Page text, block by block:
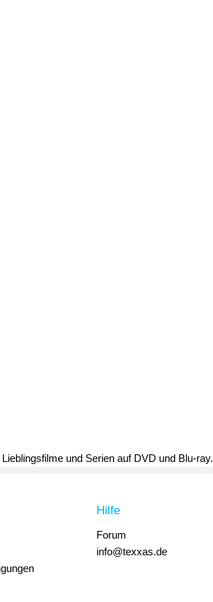
Lieblingsfilme und Serien auf DVD und Blu-ray.
Hilfe
Forum
info@texxas.de